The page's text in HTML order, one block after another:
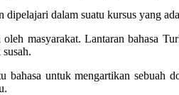
dalam suatu kursus yang
masyarakat. Lantaran bahasa
bahasa untuk mengartikan